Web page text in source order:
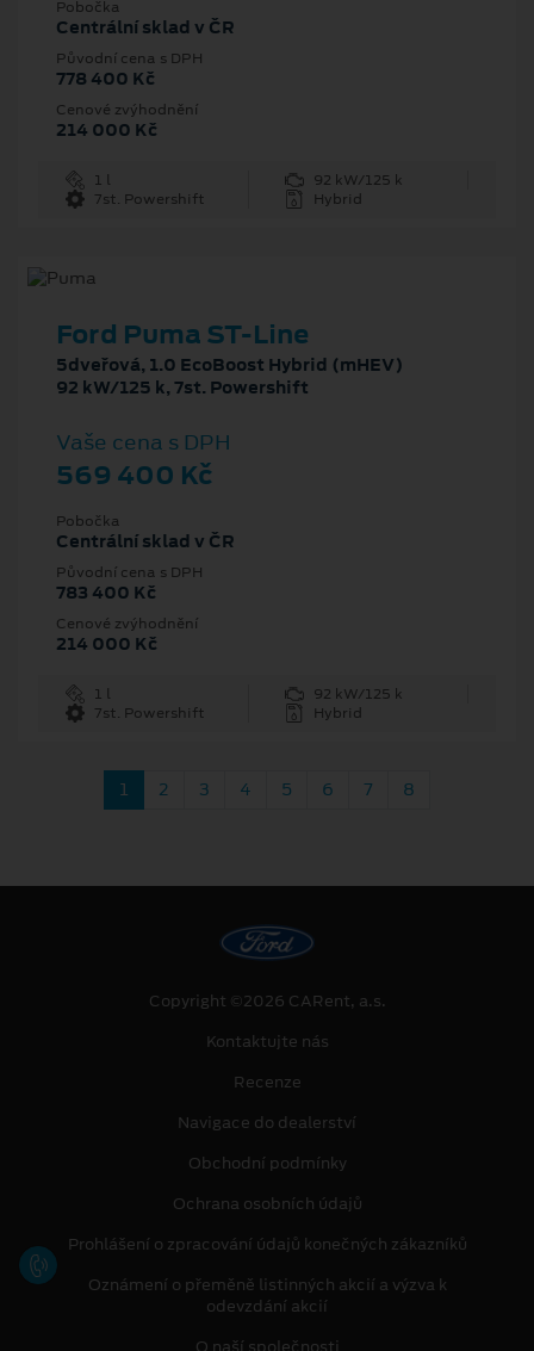
Pobočka
Centrální sklad v ČR
Původní cena s DPH
778 400 Kč
Cenové zvýhodnění
214 000 Kč
1 l
92 kW/125 k
7st. Powershift
Hybrid
Ford Puma ST-Line
5dveřová, 1.0 EcoBoost Hybrid (mHEV)
92 kW/125 k, 7st. Powershift
Vaše cena s DPH
569 400 Kč
Pobočka
Centrální sklad v ČR
Původní cena s DPH
783 400 Kč
Cenové zvýhodnění
214 000 Kč
1 l
92 kW/125 k
7st. Powershift
Hybrid
1 2 3 4 5 6 7 8
Copyright ©2026 CARent, a.s.
Kontaktujte nás
Recenze
Navigace do dealerství
Obchodní podmínky
Ochrana osobních údajů
Prohlášení o zpracování údajů konečných zákazníků
Oznámení o přeměně listinných akcií a výzva k
odevzdání akcií